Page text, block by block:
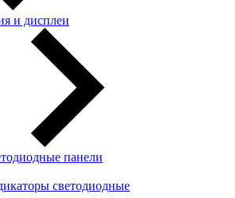
и дисплеи
панели
светодиодные